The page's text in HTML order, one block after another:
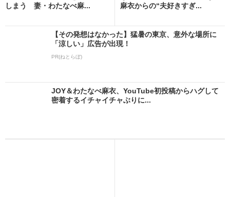
しまう 妻・わたなべ麻...
麻衣からの“夫好きすぎ...
【その発想はなかった】猛暑の東京、意外な場所に
「涼しい」広告が出現！
PR(ねとらぼ)
JOY＆わたなべ麻衣、YouTube初投稿からハグして
密着するイチャイチャぶりに...